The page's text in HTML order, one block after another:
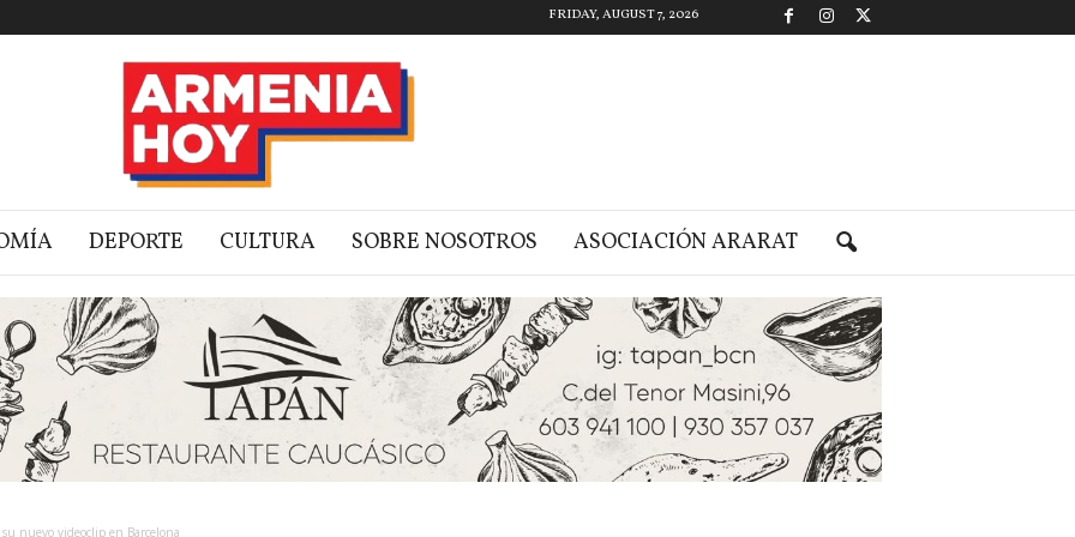
FRIDAY, AUGUST 7, 2026
DEPORTE CULTURA SOBRE NOSOTROS ASOCIACIÓN ARARAT
nuevo videoclip en Barcelona